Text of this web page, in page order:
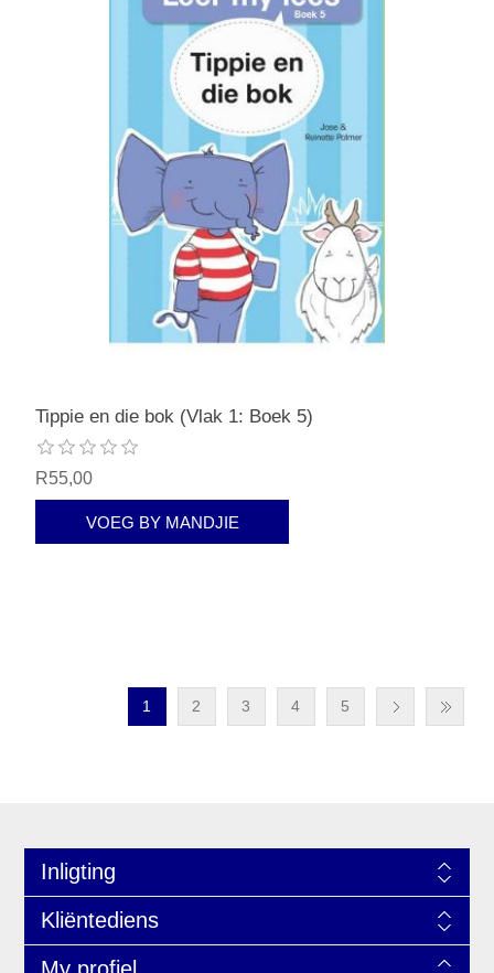
Tippie en die bok (Vlak 1: Boek 5)
R55,00
VOEG BY MANDJIE
1 2 3 4 5
Inligting
Kliëntediens